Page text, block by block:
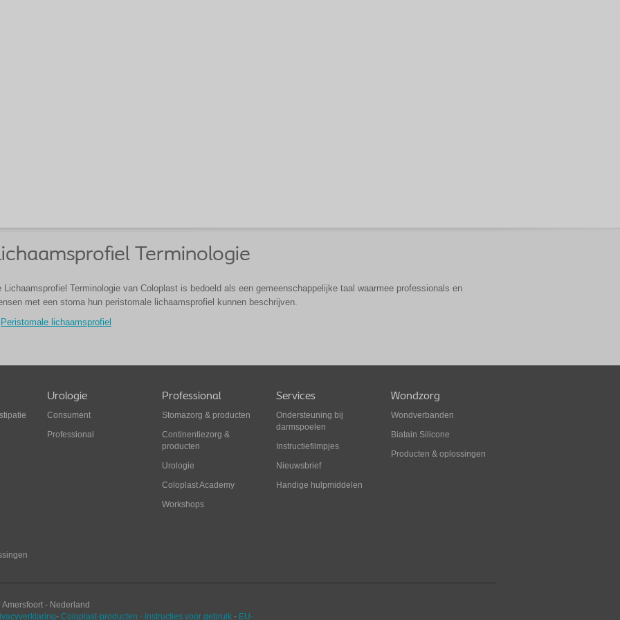
Terminologie
Lichaamsprofiel Terminologie van Coloplast is bedoeld als een gemeenschappelijke taal waarmee professionals en
met een stoma hun peristomale lichaamsprofiel kunnen beschrijven.
Peristomale lichaamsprofiel
Urologie
Consument
Professional
Professional
Stomazorg & producten
Continentiezorg &
producten
Urologie
Coloplast Academy
Workshops
Services
Ondersteuning bij
darmspoelen
Instructiefilmpjes
Nieuwsbrief
Handige hulpmiddelen
Wondzorg
Wondverbanden
Biatain Silicone
Producten & oplossingen
Amersfoort - Nederland
- Coloplast-producten - instructies voor gebruik - EU-